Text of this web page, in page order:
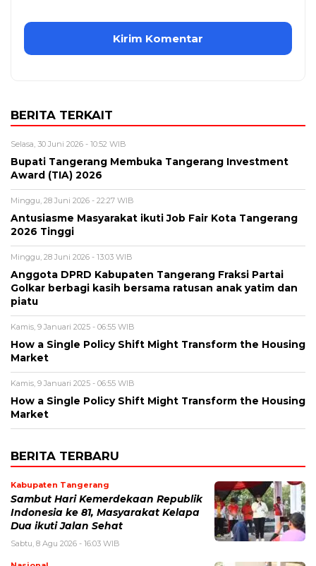
BERITA TERKAIT
Selasa, 30 Juni 2026 - 10:52 WIB
Bupati Tangerang Membuka Tangerang Investment
Award (TIA) 2026
Minggu, 28 Juni 2026 - 22:27 WIB
Antusiasme Masyarakat ikuti Job Fair Kota Tangerang
2026 Tinggi
Minggu, 28 Juni 2026 - 13:03 WIB
Anggota DPRD Kabupaten Tangerang Fraksi Partai
Golkar berbagi kasih bersama ratusan anak yatim dan
piatu
Kamis, 9 Januari 2025 - 06:55 WIB
How a Single Policy Shift Might Transform the Housing
Market
Kamis, 9 Januari 2025 - 06:55 WIB
How a Single Policy Shift Might Transform the Housing
Market
BERITA TERBARU
Kabupaten Tangerang
Sambut Hari Kemerdekaan Republik
Indonesia ke 81, Masyarakat Kelapa
Dua ikuti Jalan Sehat
Sabtu, 8 Agu 2026 - 16:03 WIB